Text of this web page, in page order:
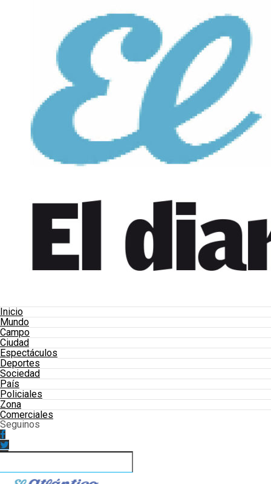
Inicio
Mundo
Campo
Ciudad
Espectáculos
Deportes
Sociedad
País
Policiales
Zona
Comerciales
Seguinos